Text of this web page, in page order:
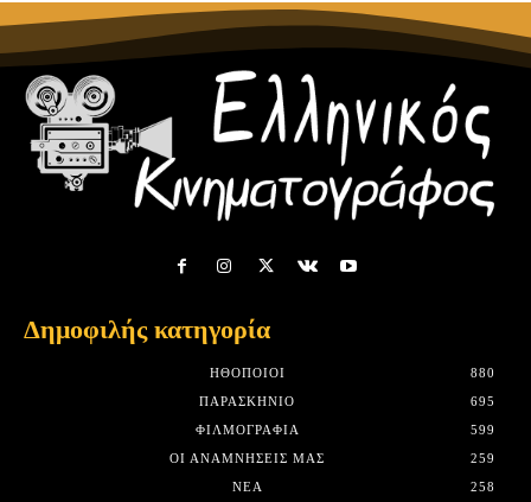
Δημοφιλής κατηγορία
HΘΟΠΟΙΟΊ
880
ΠΑΡΑΣΚΉΝΙΟ
695
ΦΙΛΜΟΓΡΑΦΊΑ
599
ΟΙ ΑΝΑΜΝΉΣΕΙΣ ΜΑΣ
259
ΝΈΑ
258